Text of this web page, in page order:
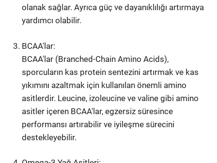
olanak sağlar. Ayrıca güç ve dayanıklılığı artırmaya
yardımcı olabilir.
BCAA'lar:
BCAA'lar (Branched-Chain Amino Acids),
sporcuların kas protein sentezini artırmak ve kas
yıkımını azaltmak için kullanılan önemli amino
asitlerdir. Leucine, izoleucine ve valine gibi amino
asitler içeren BCAA'lar, egzersiz süresince
performansı artırabilir ve iyileşme sürecini
destekleyebilir.